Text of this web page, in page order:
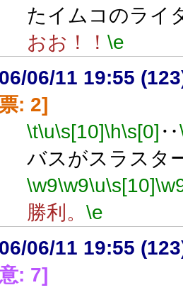
たイムコのライ
おお！！ \e
06/06/11 19:55
票: 2]
\t\u\s[10]\h\s[0] ‥
バスがスラスタ
\w9\w9\u\s[10]
勝利。 \e
06/06/11 19:55
: 7]